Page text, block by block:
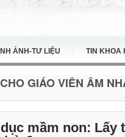
ẢNH-TƯ LIỆU TIN KHOA
GIÁO VIÊN ÂM
mầm non: Lấy